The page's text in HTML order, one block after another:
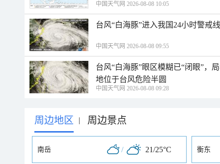
中国天气网 2026-08-08 10:05
台风“白海豚”进入我国24小时警戒
中国天气网 2026-08-08 09:55
台风“白海豚”眼区模糊已“闭眼”，
地位于台风危险半圆
中国天气网 2026-08-08 09:28
周边地区 | 周边景点
南岳 / 21/25°C 衡东